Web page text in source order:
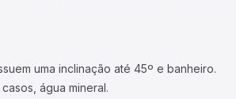
uma inclinação até 45º e banheiro.
água mineral.